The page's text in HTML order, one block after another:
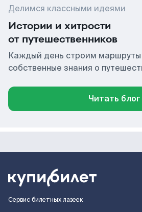
Делимся классными идеями
Истории и хитрости
от путешественников
Каждый день строим маршруты
собственные знания о
Читать блог
Сервис билетных лазеек